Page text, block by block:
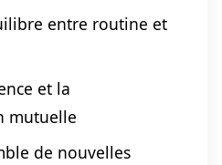
entre routine et
et la
mutuelle
de nouvelles